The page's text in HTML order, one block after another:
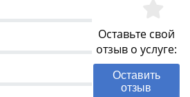
Оставьте свой
отзыв о услуге:
Оставить
отзыв